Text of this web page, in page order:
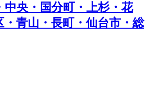
中央・国分町・上杉・花
・青山・長町・仙台市・総